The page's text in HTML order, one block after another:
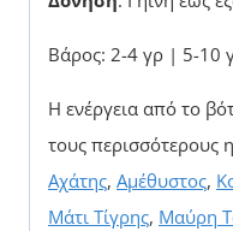
Βάρος: 2-4 γρ | 5-10
Η ενέργεια από το
τους περισσότερους
Αχάτης, Αμέθυστος,
Μάτι Τίγρης, Μαύρη